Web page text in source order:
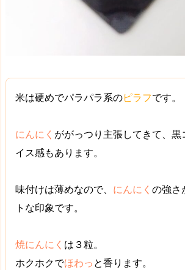
米は硬めでパラパラ系のピラフです。
にんにく ががっつり主張してきて、
イス感もあります。
味付けは薄めなので、 にんにく の強さ
トな印象です。
焼にんにく は３粒。
ホクホクでほわっと香ります。